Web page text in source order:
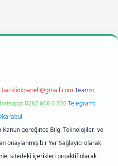
backlinkpaneli@gmail.comTeams:
0262 606 0 726Telegram:
Kanun gereğince Bilgi Teknolojileri ve
onaylanmış bir Yer Sağlayıcı olarak
sitedeki içerikleri proaktif olarak